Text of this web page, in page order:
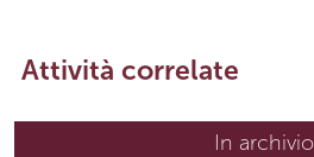
Attività correlate
In archivio